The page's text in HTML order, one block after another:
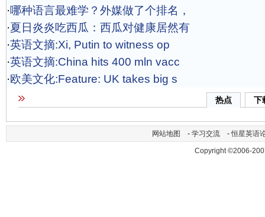
·哪种语言最难学？外媒做了个排名，
·夏日炎炎吃西瓜：西瓜对健康居然有
·英语文摘:Xi, Putin to witness op
·英语文摘:China hits 400 mln vacc
·欧美文化:Feature: UK takes big s
热点 下
网站地图 - 学习交流 -恒星英语
Copyright ©2006-